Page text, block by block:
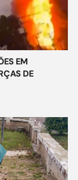
EM
DE